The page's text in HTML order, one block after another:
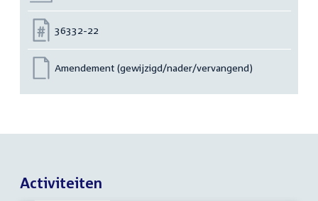
Nummer:
36332-22
Amendement (gewijzigd/nader/vervangend)
Activiteiten